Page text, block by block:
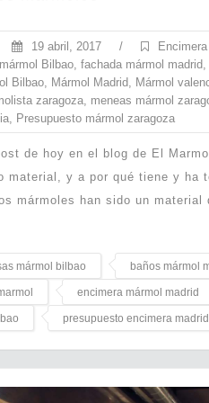
19 abril, 2017 /
Bilbao fachada mármol madrid
Bilbao Mármol Madrid Mármol
zaragoza meneas mármol
Presupuesto mármol zaragoza
de hoy en el blog de El
material, y a por qué tiene y
mármoles han sido un
mármol bilbao baños mármol
encimera mármol madrid
presupuesto encimera madrid